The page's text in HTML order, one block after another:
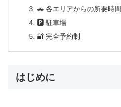
🚗 各エリアからの所要時間
🅿 駐車場
🔐 完全予約制
はじめに